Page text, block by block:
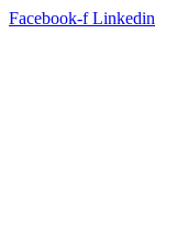
Facebook-f Linkedin